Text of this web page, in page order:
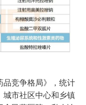
品竞争格局》，统计
城市社区中心和乡镇